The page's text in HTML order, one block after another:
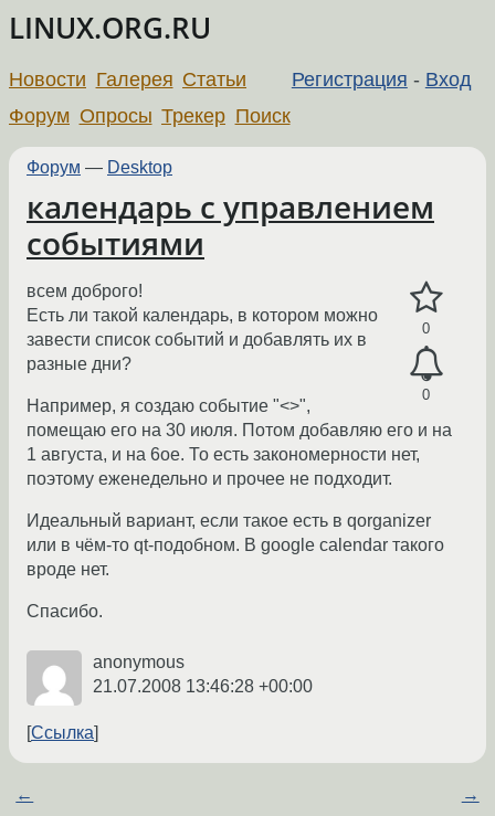
LINUX.ORG.RU
Регистрация - Вход
Новости Галерея Статьи
Форум Опросы Трекер Поиск
Форум — Desktop
календарь с управлением
событиями
0
0
всем доброго!
Есть ли такой календарь, в котором можно
завести список событий и добавлять их в
разные дни?
Например, я создаю событие "<>",
помещаю его на 30 июля. Потом добавляю его и на
1 августа, и на 6ое. То есть закономерности нет,
поэтому еженедельно и прочее не подходит.
Идеальный вариант, если такое есть в qorganizer
или в чём-то qt-подобном. В google calendar такого
вроде нет.
Спасибо.
anonymous
21.07.2008 13:46:28 +00:00
Ссылка
← →